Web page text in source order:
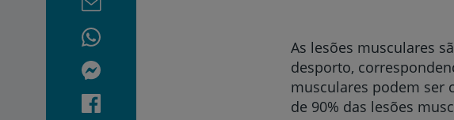
As lesões musculares
desporto,
musculares podem ser
de 90% das lesões